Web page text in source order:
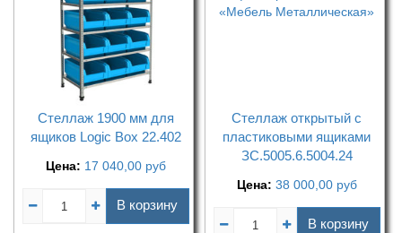
Стеллаж 1900 мм для
ящиков Logic Box 22.402
Цена: 17 040,00 руб
В корзину
Стеллаж открытый с
пластиковыми ящиками
ЗС.5005.6.5004.24
Цена: 38 000,00 руб
В корзину